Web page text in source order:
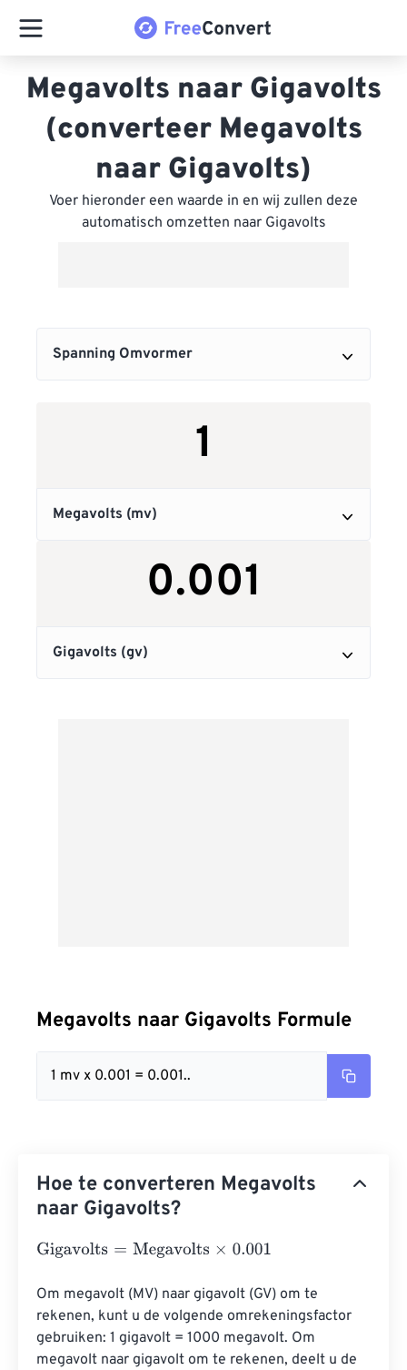
Megavolts naar Gigavolts
(converteer Megavolts
naar Gigavolts)
Voer hieronder een waarde in en wij zullen deze
automatisch omzetten naar Gigavolts
Megavolts naar Gigavolts Formule
1 mv x 0.001 = 0.001..
Hoe te converteren Megavolts
naar Gigavolts?
Gigavolts=Megavolts×0.001
Om megavolt (MV) naar gigavolt (GV) om te
rekenen, kunt u de volgende omrekeningsfactor
gebruiken: 1 gigavolt = 1000 megavolt. Om
megavolt naar gigavolt om te rekenen, deelt u de